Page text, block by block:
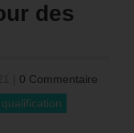
des
0 Commentaire